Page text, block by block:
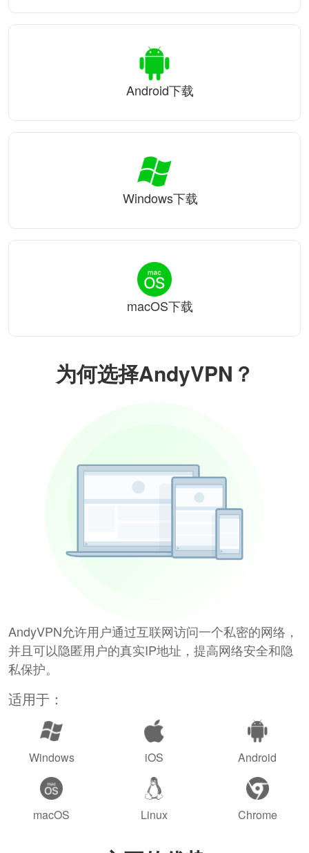
为何选择AndyVPN？
AndyVPN允许用户通过互联网访问一个私密的网络，
并且可以隐匿用户的真实IP地址，提高网络安全和隐
私保护。
适用于：
Windows iOS Android
macOS Linux Chrome
Android下载
Windows下载
macOS下载